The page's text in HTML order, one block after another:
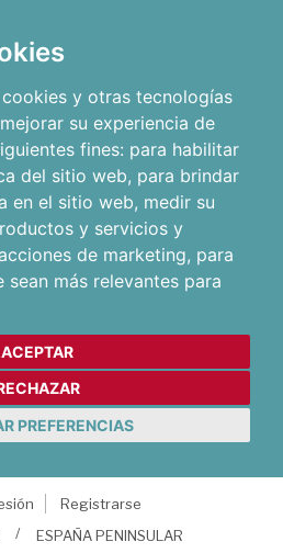
y otras tecnologías
su experiencia de
fines: para habilitar
del sitio web, para brindar
en el sitio web, medir su
y servicios y
de marketing, para
sean más relevantes para
ACEPTAR
PREFERENCIAS
Registrarse
ESPAÑA PENINSULAR